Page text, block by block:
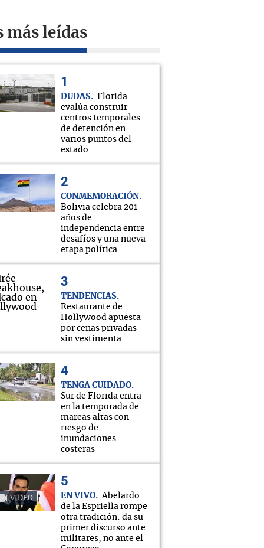
más leídas
DUDAS
Florida
evalúa construir
centros temporales
de detención en
varios puntos del
estado
CONMEMORACIÓN
Bolivia celebra 201
años de
independencia entre
desafíos y una nueva
etapa política
TENDENCIAS
Restaurante de
Hollywood apuesta
por cenas privadas
sin vestimenta
TENGA CUIDADO
Sur de Florida entra
en la temporada de
mareas altas con
riesgo de
inundaciones
costeras
VIDEO EN VIVO
Abelardo
de la Espriella rompe
otra tradición: da su
primer discurso ante
militares, no ante el